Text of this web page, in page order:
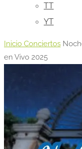
TT
YT
Inicio Conciertos
en Vivo 2025